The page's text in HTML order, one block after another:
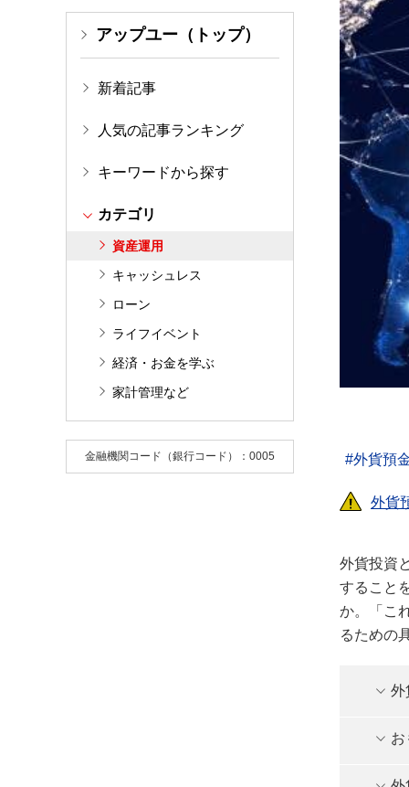
アップユー（トップ）
新着記事
人気の記事ランキング
キーワードから探す
カテゴリ
資産運用
キャッシュレス
ローン
ライフイベント
経済・お金を学ぶ
家計管理など
金融機関コード（銀行コード）：0005 外貨預
外貨
外貨投資
すること
か。「こ
るための
外
お